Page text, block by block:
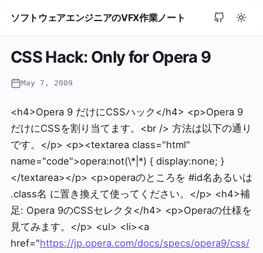
ソフトウェアエンジニアのVFX作業ノート
CSS Hack: Only for Opera 9
May 7, 2009
<h4>Opera 9 だけにCSSハック</h4> <p>Opera 9
だけにCSSを割り当てます。<br /> 方法は以下の通り
です。</p> <p><textarea class="html"
name="code">opera:not(\*|*) { display:none; }
</textarea></p> <p>operaのところを #id名あるいは
.class名 に置き換えて使ってください。</p> <h4>補
足: Opera 9のCSSセレクタ</h4> <p>Operaの仕様を
見てみます。</p> <ul> <li><a
href="https://jp.opera.com/docs/specs/opera9/css/